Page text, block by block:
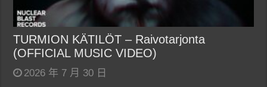
TURMION KÄTILÖT – Raivotarjonta
(OFFICIAL MUSIC VIDEO)
2026 年 7 月 30 日